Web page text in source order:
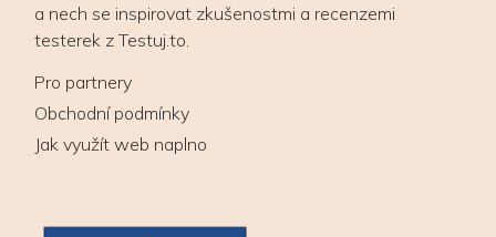
a nech se inspirovat zkušenostmi a recenzemi
testerek z Testuj.to.
Pro partnery
Obchodní podmínky
Jak využít web naplno